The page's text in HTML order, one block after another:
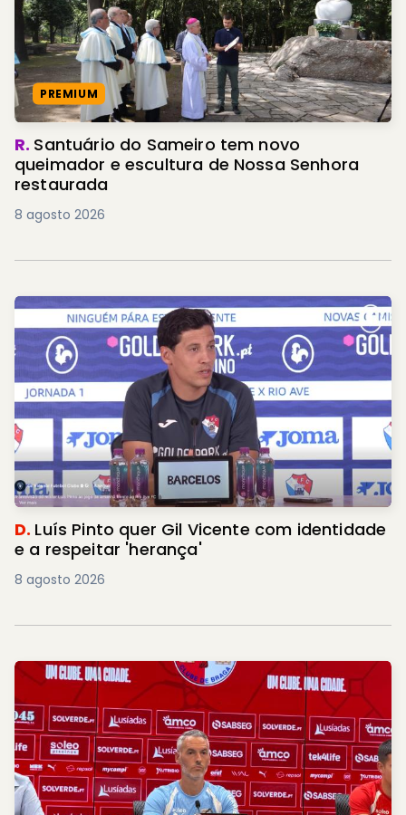
PREMIUM
R. Santuário do Sameiro tem novo
queimador e escultura de Nossa Senhora
restaurada
8 agosto 2026
D. Luís Pinto quer Gil Vicente com identidade
e a respeitar 'herança'
8 agosto 2026